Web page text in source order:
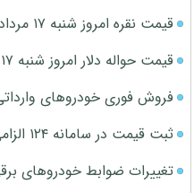
قیمت نقره امروز شنبه ۱۷ مرداد ۱۴۰۵
قیمت حواله دلار امروز شنبه ۱۷ مرداد ۱۴۰۵
فروش فوری خودروهای
ثبت قیمت در سامانه ۱۲۴ الزامی شد
تغییرات ضوابط خودروهای